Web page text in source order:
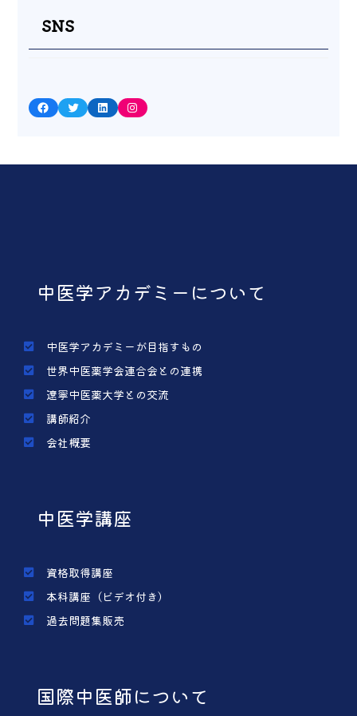
SNS
Facebook Twitter LinkedIn Instagram
中医学アカデミーについて
中医学アカデミーが目指すもの
世界中医薬学会連合会との連携
遼寧中医薬大学との交流
講師紹介
会社概要
中医学講座
資格取得講座
本科講座（ビデオ付き）
過去問題集販売
国際中医師について